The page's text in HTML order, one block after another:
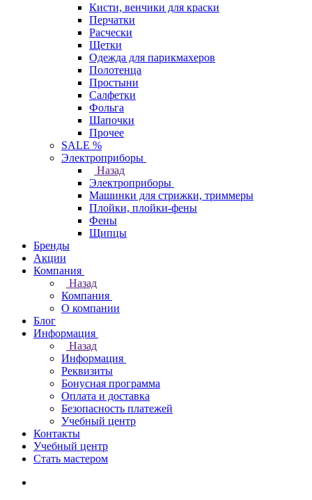
Кисти, венчики для краски
Перчатки
Расчески
Щетки
Одежда для парикмахеров
Полотенца
Простыни
Салфетки
Фольга
Шапочки
Прочее
SALE %
Электроприборы
Назад
Электроприборы
Машинки для стрижки, триммеры
Плойки, плойки-фены
Фены
Щипцы
Бренды
Акции
Компания
Назад
Компания
О компании
Блог
Информация
Назад
Информация
Реквизиты
Бонусная программа
Оплата и доставка
Безопасность платежей
Учебный центр
Контакты
Учебный центр
Стать мастером